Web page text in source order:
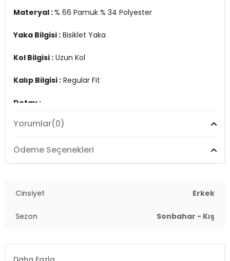
Materyal :% 66 Pamuk % 34 Polyester
Yaka Bilgisi : Bisiklet Yaka
Kol Bilgisi : Uzun Kol
Kalıp Bilgisi : Regular Fit
Detay :
-3 iplik
Üretim Yeri :Türkiye
Yorumlar(0)
Ödeme Seçenekleri
Cinsiyet Erkek
Sezon Sonbahar - Kış